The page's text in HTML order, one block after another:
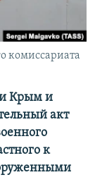
комиссариата
Крым и
акт
к